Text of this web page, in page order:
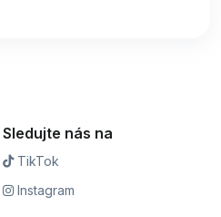
Sledujte nás na
TikTok
Instagram